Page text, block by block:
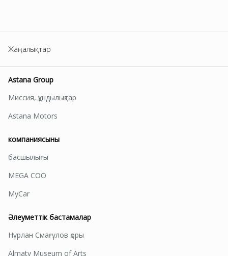
Жаңалықтар
Astana Group
Миссия, құндылықтар
Astana Motors
компаниясының
басшылығы
MEGA СОО
MyCar
Әлеуметтік бастамалар
Нұрлан Смағұлов қоры
Almaty Museum of Arts